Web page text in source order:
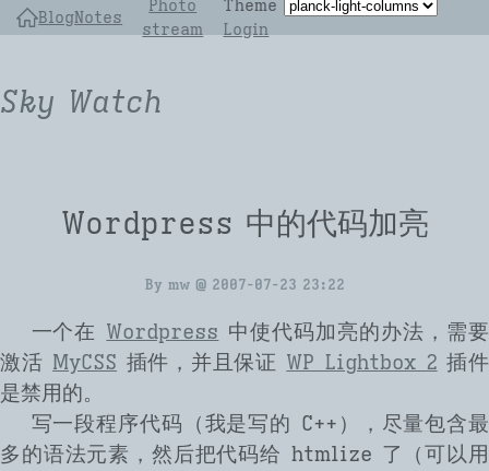
BlogNotes
Photo
stream
Theme
Login
Sky Watch
Wordpress 中的代码加亮
By mw@2007-07-23 23:22
一个在 Wordpress 中使代码加亮的办法，需要
激活 MyCSS 插件，并且保证 WP Lightbox 2 插件
是禁用的。
写一段程序代码（我是写的 C++），尽量包含最
多的语法元素，然后把代码给 htmlize 了（可以用